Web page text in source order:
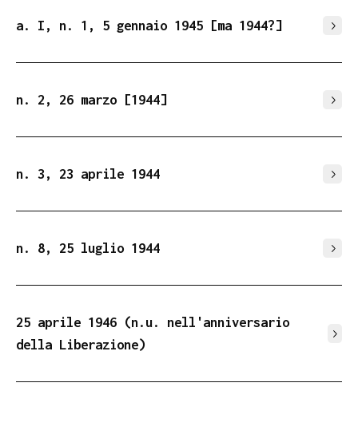
a. I, n. 1, 5 gennaio 1945 [ma 1944?]
n. 2, 26 marzo [1944]
n. 3, 23 aprile 1944
n. 8, 25 luglio 1944
25 aprile 1946 (n.u. nell'anniversario
della Liberazione)